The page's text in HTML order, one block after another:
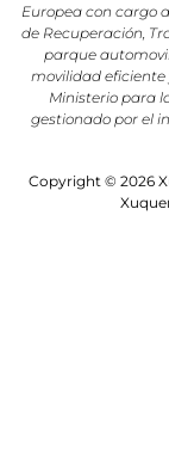
Europea con cargo
de Recuperación,
parque
movilidad eficiente
Ministerio para
gestionado por el
Copyright © 2026